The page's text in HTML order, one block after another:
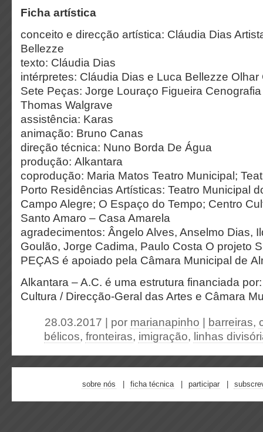
Ficha artística
conceito e direcção artística: Cláudia Dias
Bellezze
texto: Cláudia Dias
intérpretes: Cláudia Dias e Luca Bellezze
Sete Peças: Jorge Louraço Figueira
Thomas Walgrave
assistência: Karas
animação: Bruno Canas
direção técnica: Nuno Borda De Água
produção: Alkantara
coprodução: Maria Matos Teatro Municipal;
Porto Residências Artísticas: Teatro Municipal
Campo Alegre; O Espaço do Tempo; Centro
Santo Amaro – Casa Amarela
agradecimentos: Ângelo Alves, Anselmo Dias,
Goulão, Jorge Cadima, Paulo Costa O projeto
PEÇAS é apoiado pela Câmara Municipal de
Alkantara – A.C. é uma estrutura financiada
Cultura / Direcção-Geral das Artes e Câmara
28.03.2017 | por marianapinho barreiras,
bélicos, fronteiras, imigração, linhas
sobre nós ficha técnica participar